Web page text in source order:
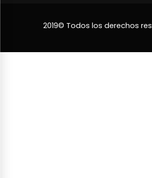
2019© Todos los derechos